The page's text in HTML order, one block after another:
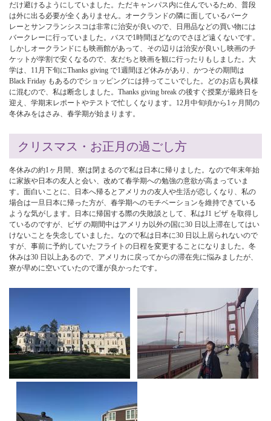
だけ避けるようにしていました。ただキャンパス内に住んでいるため、普段
は外に出る必要が全くありません。オークランドの隣に面しているバーク
レーとサンフランシスコは非常に治安が良いので、日用品などの買い物には
バークレーに行っていました。バスで1時間ほどなのでさほど遠くないです。
しかしオークランドにも映画館があって、その辺りは治安が良いし映画のチ
ケットが学割で安くなるので、友だちと映画を観に行ったりもしました。大
学は、11月下旬にThanks giving で1週間ほど休みがあり、かつその期間は
Black Friday もあるのでショッピングには持ってこいでした。どのお店も異様
に混むので、私は断念しました。Thanks giving break の後すぐ授業が最終日を
迎え、学期末レポートやテストで忙しくなります。12月中旬頃から1ヶ月間の
冬休みをはさみ、春学期が始まります。
クリスマス・お正月の過ごし方
冬休みの約1ヶ月間、寮は閉まるので私は日本に帰りました。なので年末年始
に家族や日本の友人と会い、改めて春学期への勉強の意欲が高まっていま
す。面白いことに、日本へ帰るとアメリカの友人や生活が恋しくなり、私の
場合は一旦日本に帰った方が、春学期へのモチベーションを維持できている
ような気がします。日本に帰国する際の失敗談として、私はJ1 ビザ を取得し
ているのですが、ビザ の期間中はアメリカ以外の国に30 日以上滞在してはい
けないことを失念していました。なので私は日本に30 日以上居られないので
すが、事前に予約していたフライトの日程を変更することになりました。冬
休みは30 日以上あるので、アメリカに戻ってからの滞在先に悩みましたが、
寮が早めに空いていたので運が良かったです。